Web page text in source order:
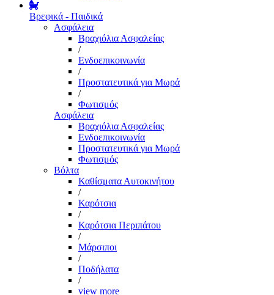
Βρεφικά - Παιδικά
Ασφάλεια
Βραχιόλια Ασφαλείας
/
Ενδοεπικοινωνία
/
Προστατευτικά για Μωρά
/
Φωτισμός
Ασφάλεια
Βραχιόλια Ασφαλείας
Ενδοεπικοινωνία
Προστατευτικά για Μωρά
Φωτισμός
Βόλτα
Καθίσματα Αυτοκινήτου
/
Καρότσια
/
Καρότσια Περιπάτου
/
Μάρσιποι
/
Ποδήλατα
/
view more